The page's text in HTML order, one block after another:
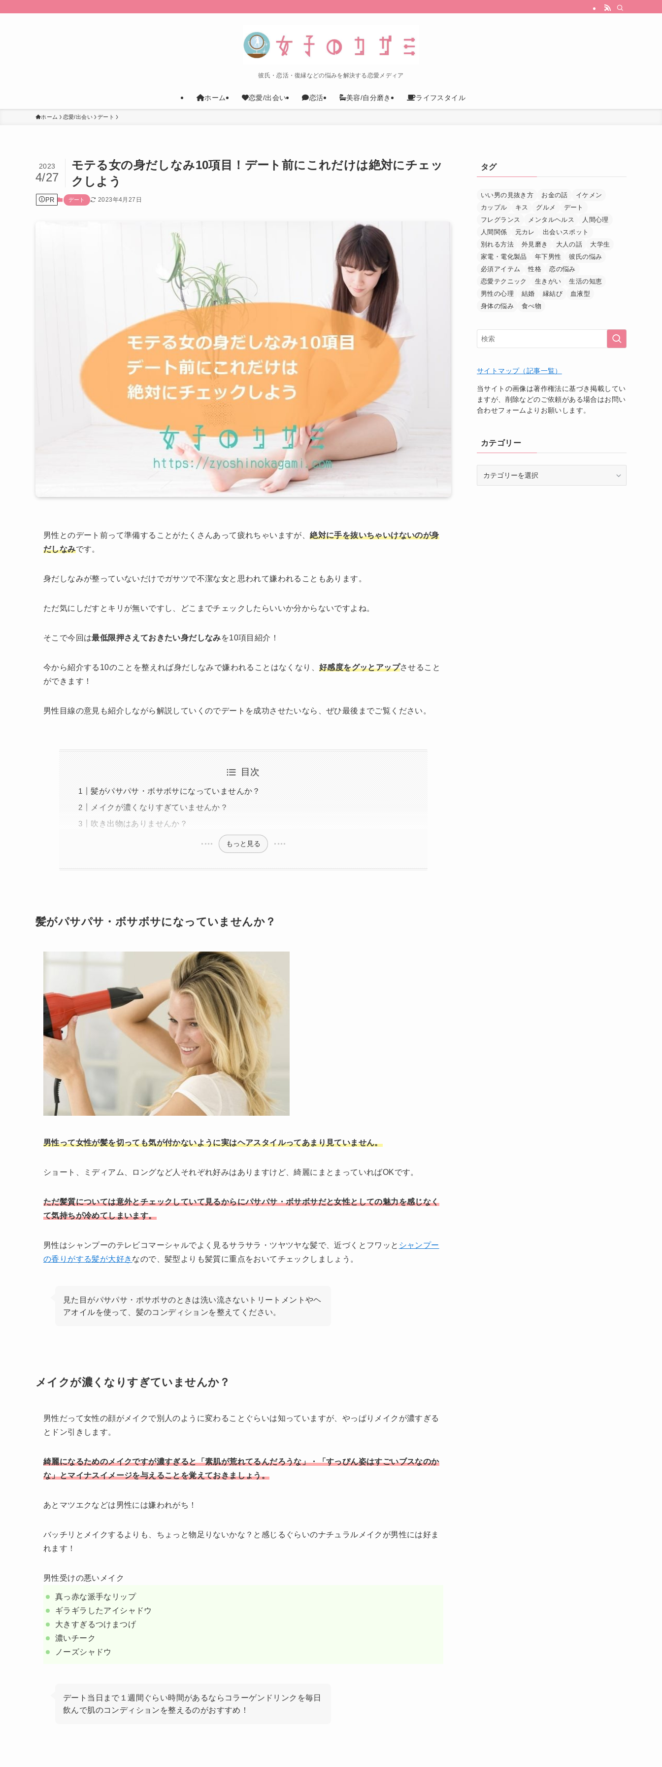
彼氏・恋活・復縁などの悩みを解決する恋愛メディア
ホーム 恋愛/出会い 恋活 美容/自分磨き ライフスタイル
ホーム 恋愛/出会い デート
モテる女の身だしなみ10項目！デート前にこれだけは絶対にチェッ
クしよう
2023
4/27
PR デート 2023年4月27日
男性とのデート前って準備することがたくさんあって疲れちゃいますが、絶対に手を抜いちゃいけないのが身
だしなみです。
身だしなみが整っていないだけでガサツで不潔な女と思われて嫌われることもあります。
ただ気にしだすとキリが無いですし、どこまでチェックしたらいいか分からないですよね。
そこで今回は最低限押さえておきたい身だしなみを10項目紹介！
今から紹介する10のことを整えれば身だしなみで嫌われることはなくなり、 好感度をグッとアップさせること
ができます！
男性目線の意見も紹介しながら解説していくのでデートを成功させたいなら、ぜひ最後までご覧ください。
目次
髪がパサパサ・ボサボサになっていませんか？
メイクが濃くなりすぎていませんか？
吹き出物はありませんか？
もっと見る
髪がパサパサ・ボサボサになっていませんか？
男性って女性が髪を切っても気が付かないように実はヘアスタイルってあまり見ていません。
ショート、ミディアム、ロングなど人それぞれ好みはありますけど、綺麗にまとまっていればOKです。
ただ髪質については意外とチェックしていて見るからにパサパサ・ボサボサだと女性としての魅力を感じなく
て気持ちが冷めてしまいます。
男性はシャンプーのテレビコマーシャルでよく見るサラサラ・ツヤツヤな髪で、近づくとフワッと シャンプー
の香りがする髪が大好き なので、髪型よりも髪質に重点をおいてチェックしましょう。
見た目がパサパサ・ボサボサのときは洗い流さないトリートメントやヘ
アオイルを使って、髪のコンディションを整えてください。
メイクが濃くなりすぎていませんか？
男性だって女性の顔がメイクで別人のように変わることぐらいは知っていますが、やっぱりメイクが濃すぎる
とドン引きします。
綺麗になるためのメイクですが濃すぎると「素肌が荒れてるんだろうな」・「すっぴん姿はすごいブスなのか
な」とマイナスイメージを与えることを覚えておきましょう。
あとマツエクなどは男性には嫌われがち！
バッチリとメイクするよりも、ちょっと物足りないかな？と感じるぐらいのナチュラルメイクが男性には好ま
れます！
男性受けの悪いメイク
真っ赤な派手なリップ
ギラギラしたアイシャドウ
大きすぎるつけまつげ
濃いチーク
ノーズシャドウ
デート当日まで１週間ぐらい時間があるならコラーゲンドリンクを毎日
飲んで肌のコンディションを整えるのがおすすめ！
タグ
いい男の見抜き方 お金の話
イケメン
カップル
キス グルメ
デート
フレグランス
メンタルヘルス
人間心理
人間関係
元カレ
出会いスポット
別れる方法
外見磨き 大人の話
大学生
家電・電化製品
年下男性
彼氏の悩み
必須アイテム
性格
恋の悩み
恋愛テクニック
生きがい
生活の知恵
男性の心理
結婚 縁結び
血液型
身体の悩み
食べ物
サイトマップ（記事一覧）
当サイトの画像は著作権法に基づき掲載してい
ますが、削除などのご依頼がある場合はお問い
合わせフォームよりお願いします。
カテゴリー